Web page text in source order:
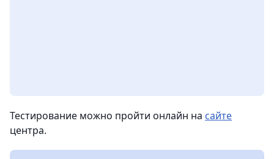
Тестирование можно пройти онлайн на сайте
центра.